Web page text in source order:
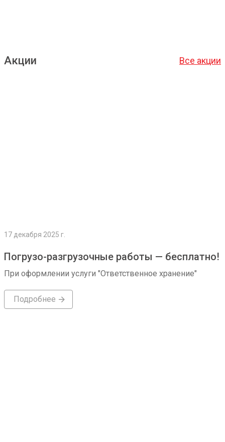
Акции Все акции
17 декабря 2025 г.
Погрузо-разгрузочные работы — бесплатно!
При оформлении услуги "Ответственное хранение"
Подробнее